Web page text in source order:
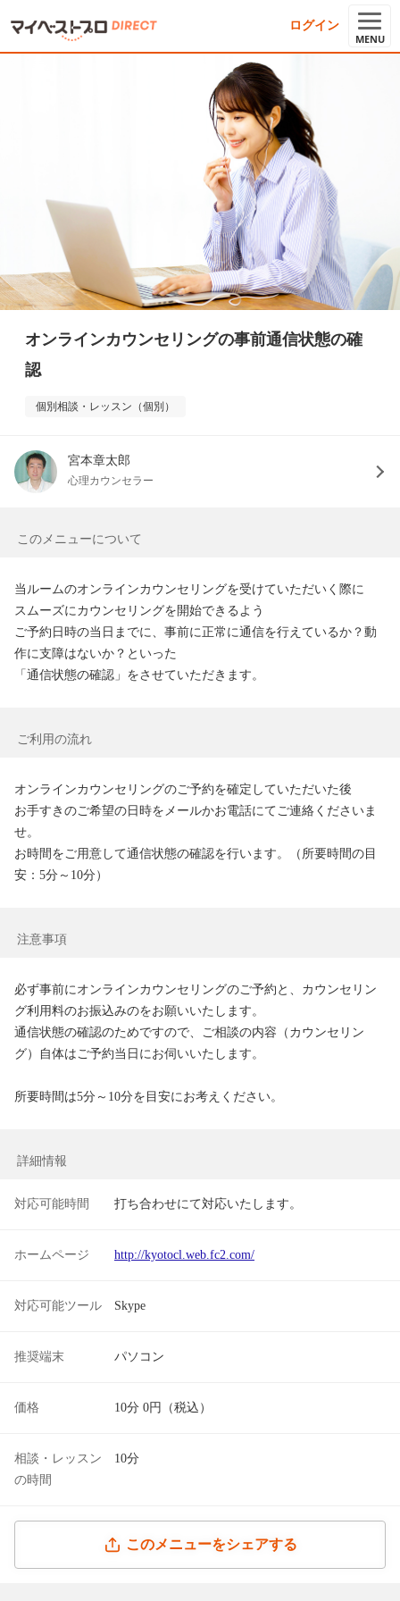
ログイン
MENU
オンラインカウンセリングの事前通信状態の確
認
個別相談・レッスン（個別）
宮本章太郎
心理カウンセラー
このメニューについて
当ルームのオンラインカウンセリングを受けていただいく際に
スムーズにカウンセリングを開始できるよう
ご予約日時の当日までに、事前に正常に通信を行えているか？動
作に支障はないか？といった
「通信状態の確認」をさせていただきます。
ご利用の流れ
オンラインカウンセリングのご予約を確定していただいた後
お手すきのご希望の日時をメールかお電話にてご連絡くださいま
せ。
お時間をご用意して通信状態の確認を行います。（所要時間の目
安：5分～10分）
注意事項
必ず事前にオンラインカウンセリングのご予約と、カウンセリン
グ利用料のお振込みのをお願いいたします。
通信状態の確認のためですので、ご相談の内容（カウンセリン
グ）自体はご予約当日にお伺いいたします。
所要時間は5分～10分を目安にお考えください。
詳細情報
対応可能時間 打ち合わせにて対応いたします。
ホームページ http://kyotocl.web.fc2.com/
対応可能ツール Skype
推奨端末 パソコン
価格 10分 0円（税込）
相談・レッスン
の時間
10分
このメニューをシェアする